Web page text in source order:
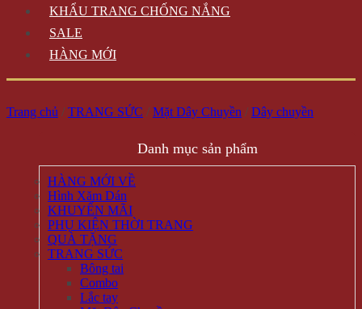
KHẨU TRANG CHỐNG NẮNG
SALE
HÀNG MỚI
Trang chủ / TRANG SỨC / Mặt Dây Chuyền / Dây chuyền
Danh mục sản phẩm
HÀNG MỚI VỀ
Hình Xăm Dán
KHUYẾN MÃI
PHỤ KIỆN THỜI TRANG
QUÀ TẶNG
TRANG SỨC
Bông tai
Combo
Lắc tay